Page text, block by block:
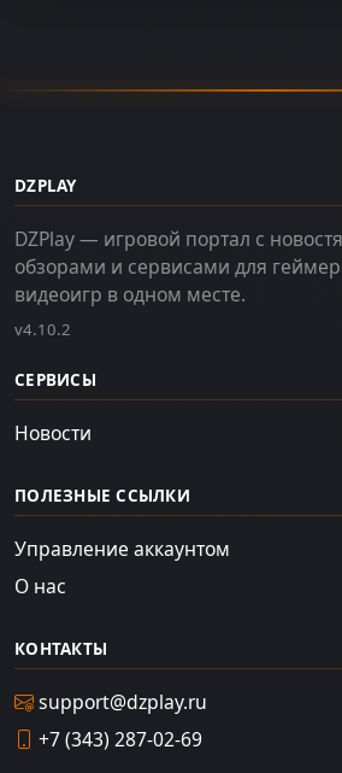
DZPLAY
DZPlay — игровой портал с
обзорами и сервисами для
видеоигр в одном месте.
v4.10.2
СЕРВИСЫ
Новости
ПОЛЕЗНЫЕ ССЫЛКИ
Управление аккаунтом
О нас
КОНТАКТЫ
support@dzplay.ru
+7 (343) 287-02-69